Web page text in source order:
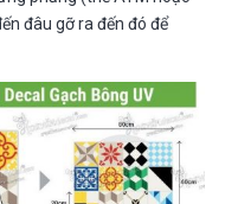
đâu gỡ ra đến đó để